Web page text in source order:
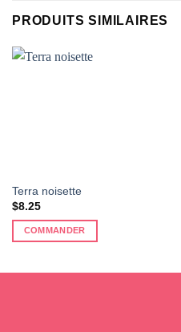
PRODUITS SIMILAIRES
Terra noisette
$8.25
COMMANDER